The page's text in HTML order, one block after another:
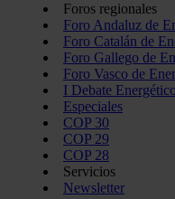
Foros regionales
Foro Andaluz de
Foro Catalán de
Foro Gallego de
Foro Vasco de
I Debate
Especiales
COP 30
COP 29
COP 28
Servicios
Newsletter